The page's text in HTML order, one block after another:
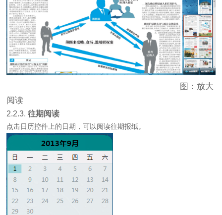
图：放大
阅读
2.2.3.往期阅读
点击日历控件上的日期，可以阅读往期报纸。